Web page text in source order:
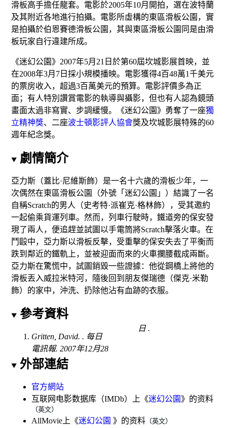
滑板高手擔任龍套。電影於2005年10月開拍，選在波特蘭
及其附近各地進行拍攝。電影所虛構的東區滑板公園，實
是拍攝於伯恩賽德滑板公園 ，其與東區滑板公園同是由滑
板玩家自行違建所成。
《迷幻公園》2007年5月21日於第60屆坎城影展首映，並
在2008年3月7日採小規模播映。電影獲得4百48萬1千美元
的票房收入，超過3百萬美元的預算。電影評價多為正
面；有人特別讚賞電影的執導與攝影，但也有人認為鏡頭
畫面太過非寫實、步調緩慢。《迷幻公園》勇奪了一座獨
立精神獎、二座波士頓影評人協會獎及坎城影展特殊的60
週年紀念獎。
劇情簡介
亞力斯（蓋比·尼維斯飾）是一名十六歲的滑板少年，一
次偶然在東區滑板公園（外號「迷幻公園」）結識了一名
自稱Scratch的男人（史考特·派崔克·格林飾），受其邀約
一起偷乘貨運列車。然而，列車行駛時，鐵道旁的保安發
現了兩人，便追趕並試圖以手電筒將Scratch擊落火車。在
鬥毆中，亞力斯以滑板反擊，受重擊的保安失去了平衡而
跌到鄰近的鐵軌上，並被迎面而來的火車攔腰截成兩斷。
亞力斯在驚慌中，試圖銷毀一些證據：他從鋼橋上將他的
滑板丟入威拉米特河，隨後回到朋友傑瑞德（傑克·米勒
飾）的家中，沖洗、扔除他沾有血跡的衣服。
參考資料
Gritten, David.. 每日
電訊報. 2007年12月28
日.
外部連結
官方網站
互联网电影数据库 （IMDb）上《迷幻公園 》的资料
（英文）
AllMovie上《迷幻公園 》的资料 （英文）